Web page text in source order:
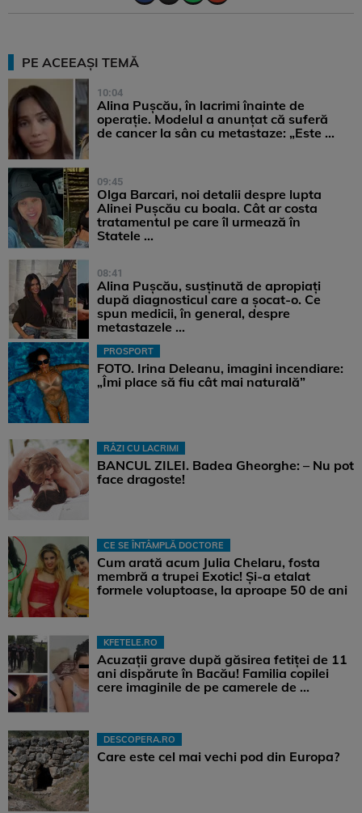
PE ACEEAȘI TEMĂ
10:04
Alina Pușcău, în lacrimi înainte de
operație. Modelul a anunțat că suferă
de cancer la sân cu metastaze: „Este ...
09:45
Olga Barcari, noi detalii despre lupta
Alinei Pușcău cu boala. Cât ar costa
tratamentul pe care îl urmează în
Statele ...
08:41
Alina Pușcău, susținută de apropiați
după diagnosticul care a șocat-o. Ce
spun medicii, în general, despre
metastazele ...
PROSPORT
FOTO. Irina Deleanu, imagini incendiare:
„Îmi place să fiu cât mai naturală”
RÂZI CU LACRIMI
BANCUL ZILEI. Badea Gheorghe: – Nu pot
face dragoste!
CE SE ÎNTÂMPLĂ DOCTORE
Cum arată acum Julia Chelaru, fosta
membră a trupei Exotic! Și-a etalat
formele voluptoase, la aproape 50 de ani
KFETELE.RO
Acuzații grave după găsirea fetiței de 11
ani dispărute în Bacău! Familia copilei
cere imaginile de pe camerele de ...
DESCOPERA.RO
Care este cel mai vechi pod din Europa?